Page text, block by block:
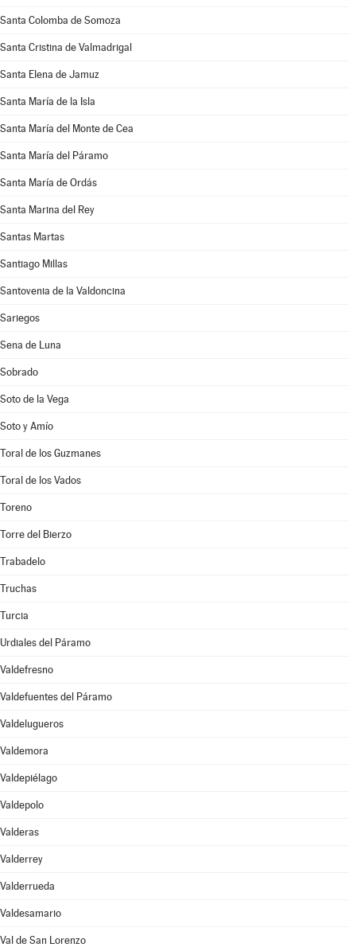
Santa Colomba de Somoza
Santa Cristina de Valmadrigal
Santa Elena de Jamuz
Santa María de la Isla
Santa María del Monte de Cea
Santa María del Páramo
Santa María de Ordás
Santa Marina del Rey
Santas Martas
Santiago Millas
Santovenia de la Valdoncina
Sariegos
Sena de Luna
Sobrado
Soto de la Vega
Soto y Amío
Toral de los Guzmanes
Toral de los Vados
Toreno
Torre del Bierzo
Trabadelo
Truchas
Turcia
Urdiales del Páramo
Valdefresno
Valdefuentes del Páramo
Valdelugueros
Valdemora
Valdepiélago
Valdepolo
Valderas
Valderrey
Valderrueda
Valdesamario
Val de San Lorenzo